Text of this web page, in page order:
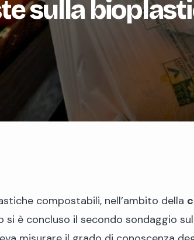
sulla
compostabili, nell’ambito della
si è concluso il secondo sondaggio